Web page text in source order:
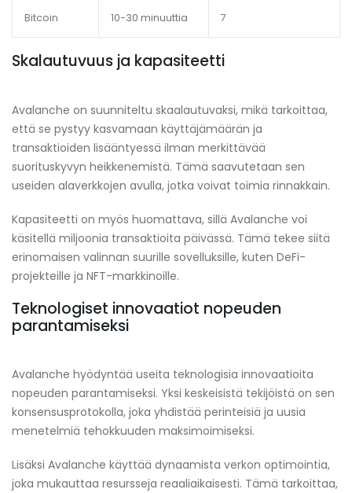
Bitcoin 10-30 minuuttia 7
Skalautuvuus ja kapasiteetti
Avalanche on suunniteltu skaalautuvaksi, mikä tarkoittaa,
että se pystyy kasvamaan käyttäjämäärän ja
transaktioiden lisääntyessä ilman merkittävää
suorituskyvyn heikkenemistä. Tämä saavutetaan sen
useiden alaverkkojen avulla, jotka voivat toimia rinnakkain.
Kapasiteetti on myös huomattava, sillä Avalanche voi
käsitellä miljoonia transaktioita päivässä. Tämä tekee siitä
erinomaisen valinnan suurille sovelluksille, kuten DeFi-
projekteille ja NFT-markkinoille.
Teknologiset innovaatiot nopeuden
parantamiseksi
Avalanche hyödyntää useita teknologisia innovaatioita
nopeuden parantamiseksi. Yksi keskeisistä tekijöistä on sen
konsensusprotokolla, joka yhdistää perinteisiä ja uusia
menetelmiä tehokkuuden maksimoimiseksi.
Lisäksi Avalanche käyttää dynaamista verkon optimointia,
joka mukauttaa resursseja reaaliaikaisesti. Tämä tarkoittaa,